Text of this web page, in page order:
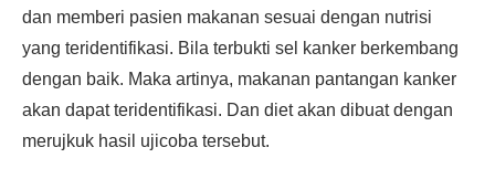
dan memberi pasien makanan sesuai dengan nutrisi
yang teridentifikasi. Bila terbukti sel kanker berkembang
dengan baik. Maka artinya, makanan pantangan kanker
akan dapat teridentifikasi. Dan diet akan dibuat dengan
merujkuk hasil ujicoba tersebut.